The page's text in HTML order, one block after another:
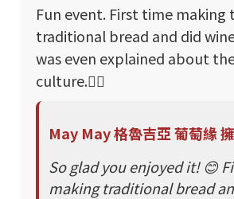
Fun event. First time making
traditional bread and did
was even explained about
culture.👍🏻
May May 格魯吉亞 葡萄緣
So glad you enjoyed it! 😊
making traditional bread